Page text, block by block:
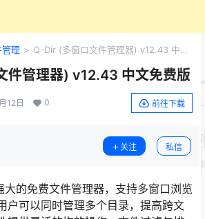
管理 > Q-Dir (多窗口文件管理器) v12.43 中文
件管理器) v12.43 中文免费版
12日 0 前往下载
关注 私信
大的免费文件管理器，支持多窗口浏览
户可以同时管理多个目录，提高跨文